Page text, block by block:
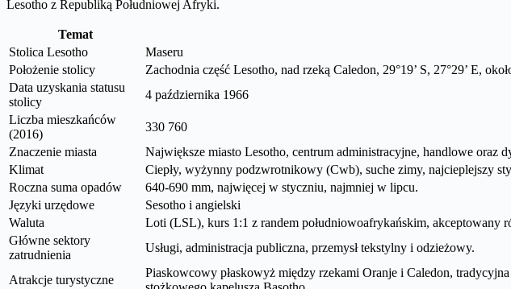
Lesotho z Republiką Południowej Afryki.
Temat
Stolica Lesotho
Maseru
Położenie stolicy
Zachodnia część Lesotho, nad rzeką Caledon, 29°19’ S, 27°29’ E,
Data uzyskania statusu
stolicy
4 października 1966
Liczba mieszkańców
(2016)
330 760
Znaczenie miasta
Największe miasto Lesotho, centrum administracyjne, handlowe oraz
Klimat
Ciepły, wyżynny podzwrotnikowy (Cwb), suche zimy, najcieplejszy
Roczna suma opadów
640-690 mm, najwięcej w styczniu, najmniej w lipcu.
Języki urzędowe
Sesotho i angielski
Waluta
Loti (LSL), kurs 1:1 z randem południowoafrykańskim, akceptowany
Główne sektory
zatrudnienia
Usługi, administracja publiczna, przemysł tekstylny i odzieżowy.
Atrakcje turystyczne
Piaskowcowy płaskowyż między rzekami Oranje i Caledon,